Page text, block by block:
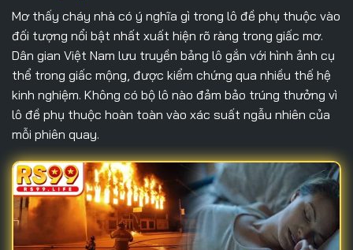
Mơ thấy cháy nhà có ý nghĩa gì trong lô đề phụ thuộc vào
đối tượng nổi bật nhất xuất hiện rõ ràng trong giấc mơ.
Dân gian Việt Nam lưu truyền bảng lô gắn với hình ảnh cụ
thể trong giấc mộng, được kiểm chứng qua nhiều thế hệ
kinh nghiệm. Không có bộ lô nào đảm bảo trúng thưởng vì
lô đề phụ thuộc hoàn toàn vào xác suất ngẫu nhiên của
mỗi phiên quay.